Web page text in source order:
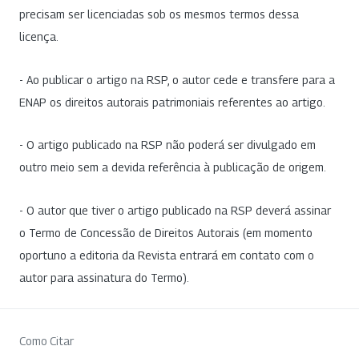
precisam ser licenciadas sob os mesmos termos dessa
licença.
- Ao publicar o artigo na RSP, o autor cede e transfere para a
ENAP os direitos autorais patrimoniais referentes ao artigo.
- O artigo publicado na RSP não poderá ser divulgado em
outro meio sem a devida referência à publicação de origem.
- O autor que tiver o artigo publicado na RSP deverá assinar
o Termo de Concessão de Direitos Autorais (em momento
oportuno a editoria da Revista entrará em contato com o
autor para assinatura do Termo).
Como Citar